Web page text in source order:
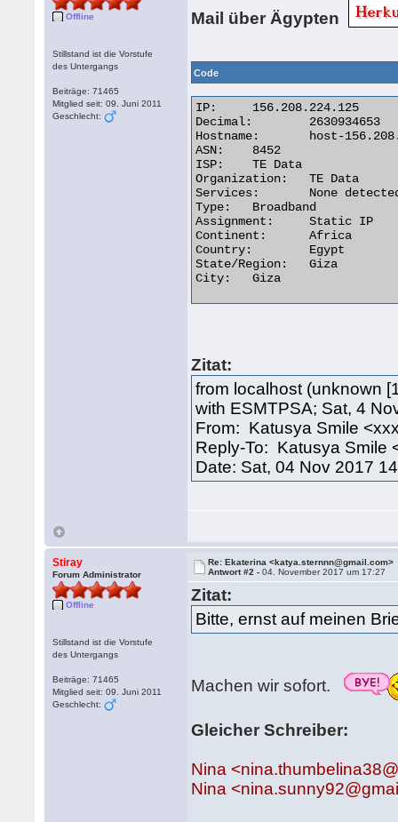
Offline
Stillstand ist die Vorstufe
des Untergangs
Beiträge: 71465
Mitglied seit: 09. Juni 2011
Geschlecht:
Mail über Ägypten
Code
IP:	156.208.224.125
Decimal:	2630934653
Hostname:	host-156.208.125.224-static.tedata.net
ASN:	8452
ISP:	TE Data
Organization:	TE Data
Services:	None detected
Type:	Broadband
Assignment:	Static IP
Continent:	Africa
Country:	Egypt
State/Region:	Giza
City:	Giza
Zitat:
from localhost (unknown
with ESMTPSA; Sat, 4
From: Katusya Smile
Reply-To: Katusya Smile
Date: Sat, 04 Nov 2017
Stiray
Forum Administrator
Offline
Stillstand ist die Vorstufe
des Untergangs
Beiträge: 71465
Mitglied seit: 09. Juni 2011
Geschlecht:
Re: Ekaterina <katya.sternnn@gmail.com>
Antwort #2 -04. November 2017 um 17:27
Zitat:
Bitte, ernst auf meinen
Machen wir sofort.
Gleicher Schreiber:
Nina
Nina